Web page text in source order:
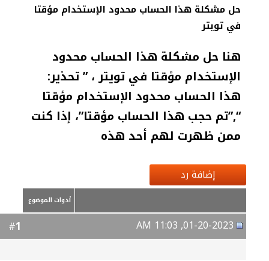
حل مشكلة هذا الحساب محدود الإستخدام مؤقتا
في تويتر
هنا حل مشكلة هذا الحساب محدود
الإستخدام مؤقتا في تويتر ، ” تحذير:
هذا الحساب محدود الإستخدام مؤقتا
“,”تم حجب هذا الحساب مؤقتا”، إذا كنت
ممن ظهرت لهم أحد هذه
إضافة رد
أدوات الموضوع
1